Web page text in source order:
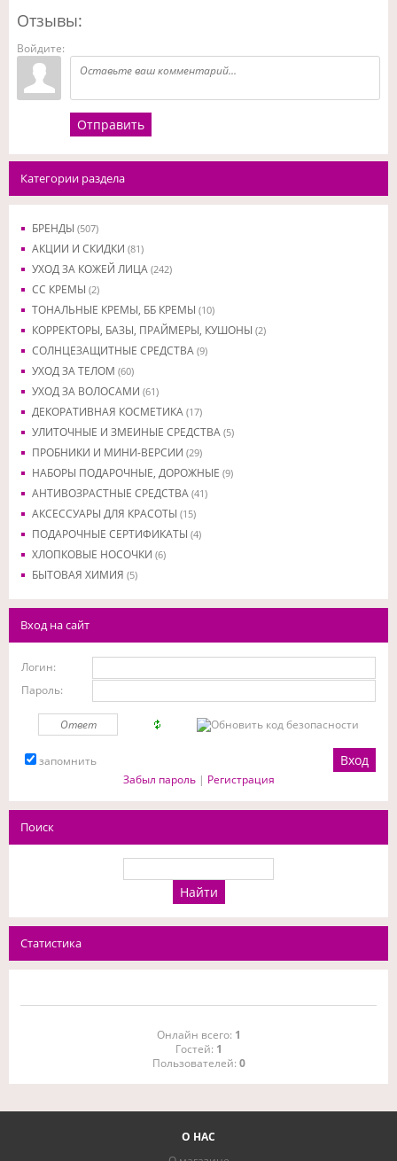
Отзывы:
Войдите:
Отправить
Категории раздела
БРЕНДЫ (507)
АКЦИИ И СКИДКИ (81)
УХОД ЗА КОЖЕЙ ЛИЦА (242)
CC КРЕМЫ (2)
ТОНАЛЬНЫЕ КРЕМЫ, ББ КРЕМЫ (10)
КОРРЕКТОРЫ, БАЗЫ, ПРАЙМЕРЫ, КУШОНЫ (2)
СОЛНЦЕЗАЩИТНЫЕ СРЕДСТВА (9)
УХОД ЗА ТЕЛОМ (60)
УХОД ЗА ВОЛОСАМИ (61)
ДЕКОРАТИВНАЯ КОСМЕТИКА (17)
УЛИТОЧНЫЕ И ЗМЕИНЫЕ СРЕДСТВА (5)
ПРОБНИКИ И МИНИ-ВЕРСИИ (29)
НАБОРЫ ПОДАРОЧНЫЕ, ДОРОЖНЫЕ (9)
АНТИВОЗРАСТНЫЕ СРЕДСТВА (41)
АКСЕССУАРЫ ДЛЯ КРАСОТЫ (15)
ПОДАРОЧНЫЕ СЕРТИФИКАТЫ (4)
ХЛОПКОВЫЕ НОСОЧКИ (6)
БЫТОВАЯ ХИМИЯ (5)
Вход на сайт
Логин:
Пароль:
запомнить
Забыл пароль| Регистрация
Поиск
Статистика
Онлайн всего: 1
Гостей: 1
Пользователей: 0
О НАС